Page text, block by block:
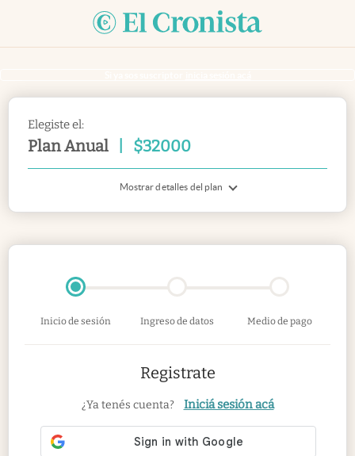
Elegiste el:
Plan Anual $32000
Mostrar detalles del plan
Inicio de sesión Ingreso de datos Medio de pago
Registrate
¿Ya tenés cuenta? Iniciá sesión acá